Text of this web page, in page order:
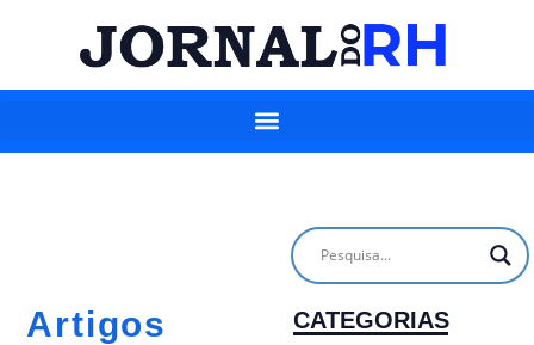
Artigos CATEGORIAS